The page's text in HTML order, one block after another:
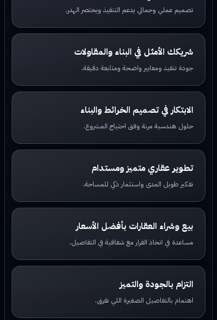
تصميم عملي وجمالي يدعم التنفيذ ويختصر الهدر.
شريكك الأمثل في البناء والمقاولات
جودة تنفيذ ومعايير واضحة ومتابعة دقيقة.
الابتكار في تصميم الخرائط والبناء
حلول هندسية مرنة وفق احتياج المشروع.
تطوير عقاري متميز ومستدام
تفكير طويل المدى واستثمار ذكي للمساحة.
بيع وشراء العقارات بأفضل الأسعار
مساعدة في اتخاذ القرار مع شفافية في التفاصيل.
التزام بالجودة والتميز
اهتمام بالتفاصيل الصغيرة اللي تفرق.